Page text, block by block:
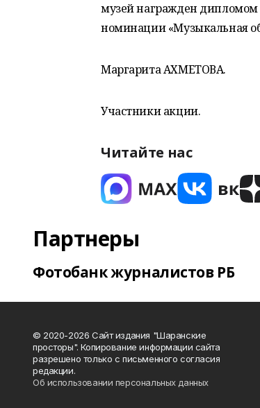
музей награжден дипломом
номинации «Музыкальная
Маргарита АХМЕТОВА.
Участники акции.
Читайте нас
Партнеры
Фотобанк журналистов РБ
© 2020-2026 Сайт издания "Шаранские
просторы". Копирование информации сайта
разрешено только с письменного согласия
редакции.
Об использовании персональных данных